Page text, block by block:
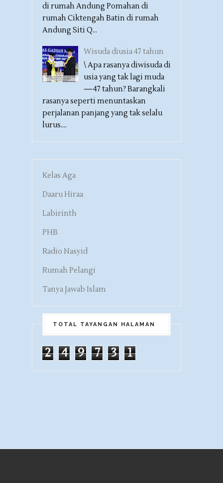
di rumah Andung Pomahan di
rumah Ciktengah Batin di rumah
Andung Siti Q...
Wisuda diusia 47 tahun
\ Apa rasanya diwisuda di
usia yang tak lagi muda
—47 tahun? Barangkali
rasanya seperti menuntaskan
perjalanan panjang yang tak selalu
lurus....
Kelas Aga
Daaru Hiraa
Labirinth
PHB
Radio Nasyid
Rumah Pelangi
Tanya Jawab Islam
TOTAL TAYANGAN HALAMAN
2 4 9 7 3 1